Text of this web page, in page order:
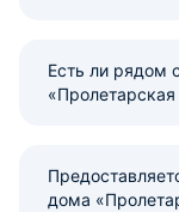
Есть ли рядом
дома